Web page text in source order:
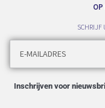
SCHRIJF
Inschrijven voor